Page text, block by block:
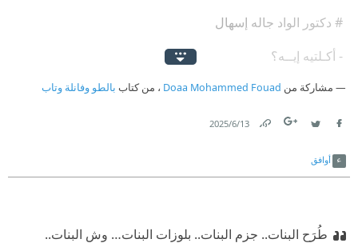
‫ # ‏دكتور الواد جاله إسهال‬‬‬‬‬‬‬
‫ -‏ أكـلتيه إيــه؟‬‬‬‬‬‬‬
‫ #‏ أكلته بطيخة بحالها‬ ‬‬‬‬‬‬
‫ # ‏دكتور الواد جاله إيدز‬‬‬‬‬‬‬
‫ -‏ إيدز ليه أكلتيه إيه!!!!‬‬‬‬‬‬‬
مشاركة من Doaa Mohammed Fouad ، من كتاب بالطو وفانلة وتاب
13‏/6‏/2025
أوافق
طُرَح البنات.. جزم البنات.. بلوزات البنات… وش البنات..